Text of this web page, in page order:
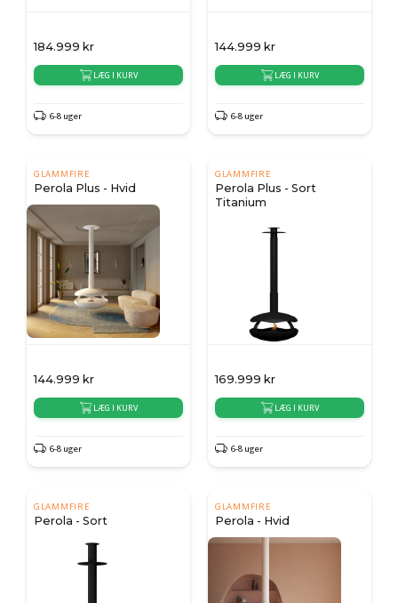
184.999 kr
LÆG I KURV
6-8 uger
144.999 kr
LÆG I KURV
6-8 uger
GLAMMFIRE
Perola Plus - Hvid
144.999 kr
LÆG I KURV
6-8 uger
GLAMMFIRE
Perola Plus - Sort
Titanium
169.999 kr
LÆG I KURV
6-8 uger
GLAMMFIRE
Perola - Sort
GLAMMFIRE
Perola - Hvid